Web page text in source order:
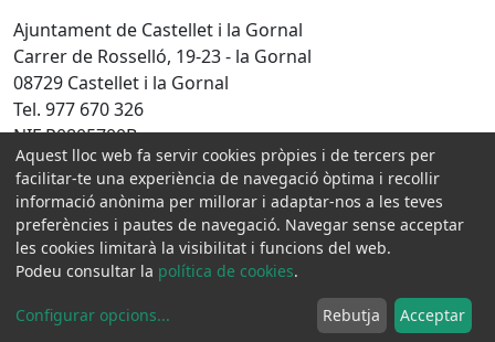
Ajuntament de Castellet i la Gornal
Carrer de Rosselló, 19-23 - la Gornal
08729 Castellet i la Gornal
Tel. 977 670 326
NIF P0805700B
Amb la col·laboració de:
Aquest lloc web fa servir cookies pròpies i de tercers per
facilitar-te una experiència de navegació òptima i recollir
informació anònima per millorar i adaptar-nos a les teves
preferències i pautes de navegació. Navegar sense acceptar
les cookies limitarà la visibilitat i funcions del web.
Podeu consultar la política de cookies.
Configurar opcions... Rebutja Acceptar